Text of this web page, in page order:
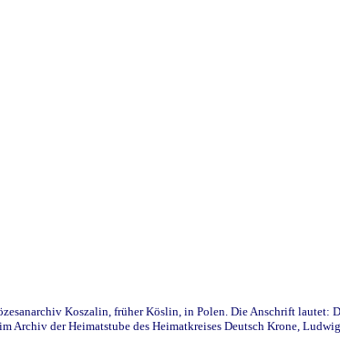
Koszalin, früher Köslin, in Polen. Die Anschrift
Archiv der Heimatstube des Heimatkreises Deutsch Krone,